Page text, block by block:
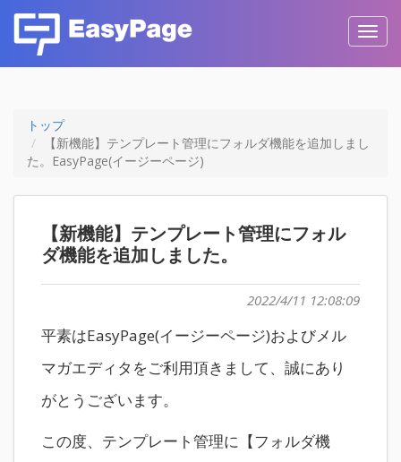
トップ
【新機能】テンプレート管理にフォルダ機能を追加しまし
た。EasyPage(イージーページ)
【新機能】テンプレート管理にフォル
ダ機能を追加しました。
2022/4/11 12:08:09
平素はEasyPage(イージーページ)およびメル
マガエディタをご利用頂きまして、誠にあり
がとうございます。
この度、テンプレート管理に【フォルダ機